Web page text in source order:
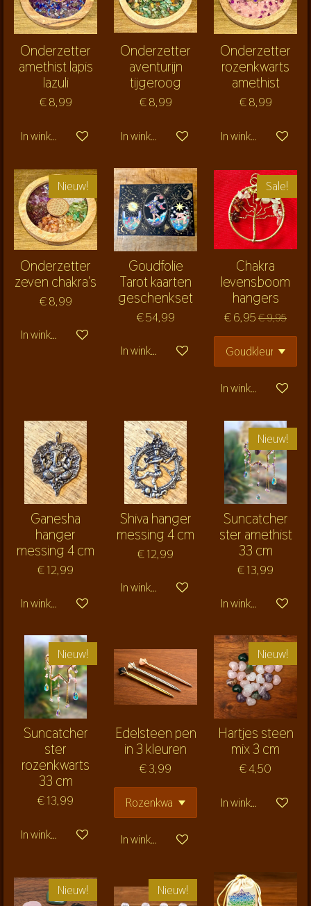
Onderzetter
amethist lapis
lazuli
€ 8,99
In winkelwagen
Onderzetter
aventurijn
tijgeroog
€ 8,99
In winkelwagen
Onderzetter
rozenkwarts
amethist
€ 8,99
In winkelwagen
Nieuw!
Onderzetter
zeven chakra's
€ 8,99
In winkelwagen
Goudfolie
Tarot kaarten
geschenkset
€ 54,99
In winkelwagen
Sale!
Chakra
levensboom
hangers
€ 6,95 € 9,95
In winkelwagen
Ganesha
hanger
messing 4 cm
€ 12,99
In winkelwagen
Shiva hanger
messing 4 cm
€ 12,99
In winkelwagen
Nieuw!
Suncatcher
ster amethist
33 cm
€ 13,99
In winkelwagen
Nieuw!
Suncatcher
ster
rozenkwarts
33 cm
€ 13,99
In winkelwagen
Edelsteen pen
in 3 kleuren
€ 3,99
In winkelwagen
Nieuw!
Hartjes steen
mix 3 cm
€ 4,50
In winkelwagen
Nieuw! Nieuw!